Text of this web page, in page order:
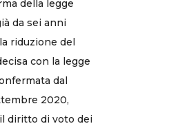
della legge
da sei anni
riduzione del
con la legge
dal
2020,
diritto di voto dei